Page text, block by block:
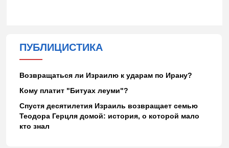
ПУБЛИЦИСТИКА
Возвращаться ли Израилю к ударам по Ирану?
Кому платит "Битуах леуми"?
Спустя десятилетия Израиль возвращает семью
Теодора Герцля домой: история, о которой мало
кто знал